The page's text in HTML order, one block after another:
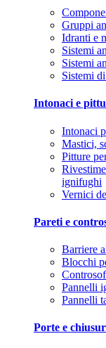
Gruppi
Idranti e
Sistemi
Sistemi
Sistemi
Intonaci e
Intonaci
Mastici,
Pitture
ignifughi
Vernici
Pareti e
Barriere
Blocchi
Pannelli
Pannelli
Porte e